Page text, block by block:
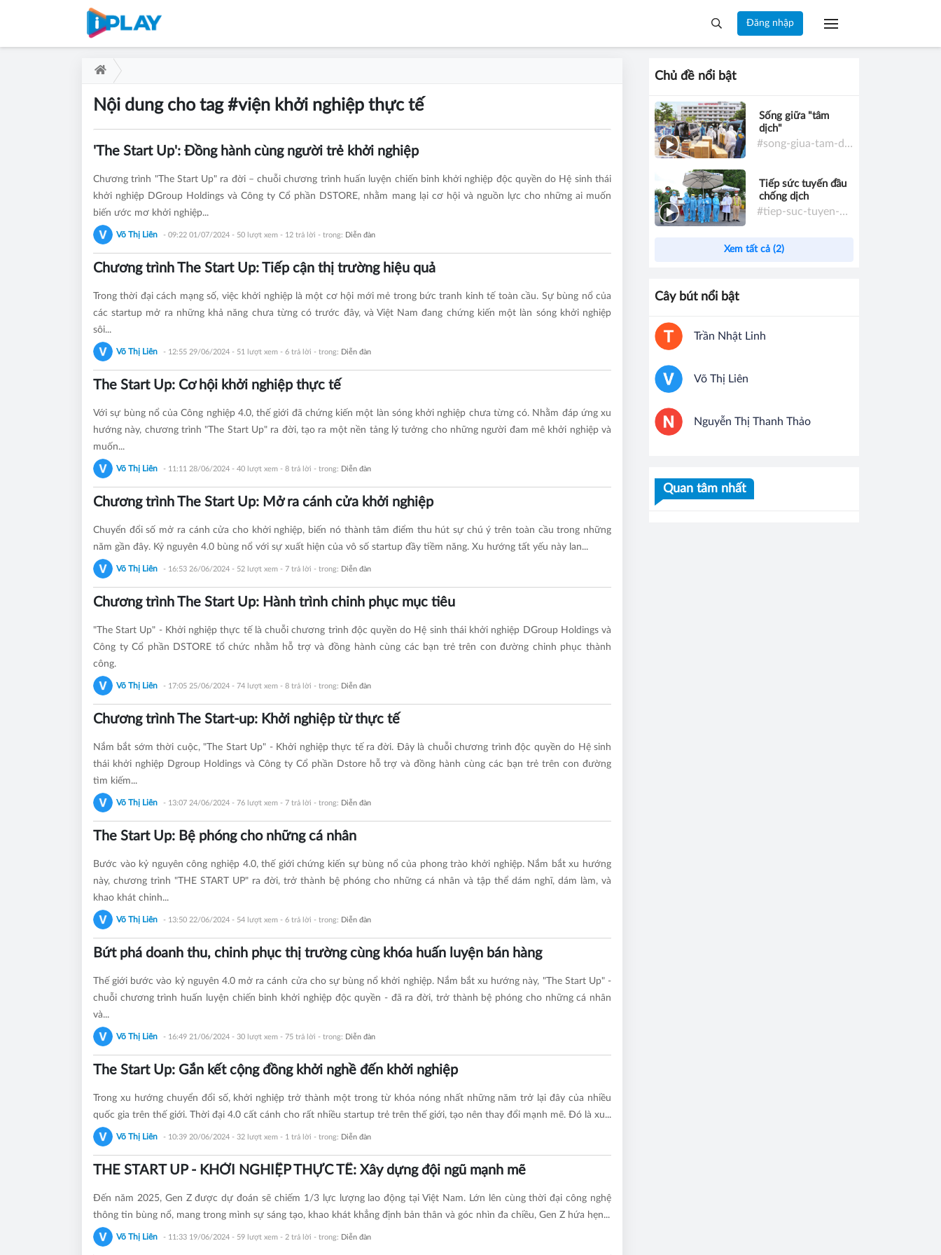
Đăng nhập
Nội dung cho tag #viện khởi nghiệp thực tế
'The Start Up': Đồng hành cùng người trẻ khởi nghiệp
Chương trình "The Start Up" ra đời – chuỗi chương trình huấn luyện chiến binh khởi nghiệp độc quyền do Hệ sinh thái
khởi nghiệp DGroup Holdings và Công ty Cổ phần DSTORE, nhằm mang lại cơ hội và nguồn lực cho những ai muốn
biến ước mơ khởi nghiệp...
Võ Thị Liên - 09:22 01/07/2024 - 50 lượt xem - 12 trả lời - trong: Diễn đàn
Chương trình The Start Up: Tiếp cận thị trường hiệu quả
Trong thời đại cách mạng số, việc khởi nghiệp là một cơ hội mới mẻ trong bức tranh kinh tế toàn cầu. Sự bùng nổ của
các startup mở ra những khả năng chưa từng có trước đây, và Việt Nam đang chứng kiến một làn sóng khởi nghiệp
sôi...
Võ Thị Liên - 12:55 29/06/2024 - 51 lượt xem - 6 trả lời - trong: Diễn đàn
The Start Up: Cơ hội khởi nghiệp thực tế
Với sự bùng nổ của Công nghiệp 4.0, thế giới đã chứng kiến một làn sóng khởi nghiệp chưa từng có. Nhằm đáp ứng xu
hướng này, chương trình "The Start Up" ra đời, tạo ra một nền tảng lý tưởng cho những người đam mê khởi nghiệp và
muốn...
Võ Thị Liên - 11:11 28/06/2024 - 40 lượt xem - 8 trả lời - trong: Diễn đàn
Chương trình The Start Up: Mở ra cánh cửa khởi nghiệp
Chuyển đổi số mở ra cánh cửa cho khởi nghiệp, biến nó thành tâm điểm thu hút sự chú ý trên toàn cầu trong những
năm gần đây. Kỷ nguyên 4.0 bùng nổ với sự xuất hiện của vô số startup đầy tiềm năng. Xu hướng tất yếu này lan...
Võ Thị Liên - 16:53 26/06/2024 - 52 lượt xem - 7 trả lời - trong: Diễn đàn
Chương trình The Start Up: Hành trình chinh phục mục tiêu
"The Start Up" - Khởi nghiệp thực tế là chuỗi chương trình độc quyền do Hệ sinh thái khởi nghiệp DGroup Holdings và
Công ty Cổ phần DSTORE tổ chức nhằm hỗ trợ và đồng hành cùng các bạn trẻ trên con đường chinh phục thành
công.
Võ Thị Liên - 17:05 25/06/2024 - 74 lượt xem - 8 trả lời - trong: Diễn đàn
Chương trình The Start-up: Khởi nghiệp từ thực tế
Nắm bắt sớm thời cuộc, "The Start Up" - Khởi nghiệp thực tế ra đời. Đây là chuỗi chương trình độc quyền do Hệ sinh
thái khởi nghiệp Dgroup Holdings và Công ty Cổ phần Dstore hỗ trợ và đồng hành cùng các bạn trẻ trên con đường
tìm kiếm...
Võ Thị Liên - 13:07 24/06/2024 - 76 lượt xem - 7 trả lời - trong: Diễn đàn
The Start Up: Bệ phóng cho những cá nhân
Bước vào kỷ nguyên công nghiệp 4.0, thế giới chứng kiến sự bùng nổ của phong trào khởi nghiệp. Nắm bắt xu hướng
này, chương trình "THE START UP" ra đời, trở thành bệ phóng cho những cá nhân và tập thể dám nghĩ, dám làm, và
khao khát chinh...
Võ Thị Liên - 13:50 22/06/2024 - 54 lượt xem - 6 trả lời - trong: Diễn đàn
Bứt phá doanh thu, chinh phục thị trường cùng khóa huấn luyện bán hàng
Thế giới bước vào kỷ nguyên 4.0 mở ra cánh cửa cho sự bùng nổ khởi nghiệp. Nắm bắt xu hướng này, "The Start Up" -
chuỗi chương trình huấn luyện chiến binh khởi nghiệp độc quyền - đã ra đời, trở thành bệ phóng cho những cá nhân
và...
Võ Thị Liên - 16:49 21/06/2024 - 30 lượt xem - 75 trả lời - trong: Diễn đàn
The Start Up: Gắn kết cộng đồng khởi nghề đến khởi nghiệp
Trong xu hướng chuyển đổi số, khởi nghiệp trở thành một trong từ khóa nóng nhất những năm trở lại đây của nhiều
quốc gia trên thế giới. Thời đại 4.0 cất cánh cho rất nhiều startup trẻ trên thế giới, tạo nên thay đổi mạnh mẽ. Đó là xu...
Võ Thị Liên - 10:39 20/06/2024 - 32 lượt xem - 1 trả lời - trong: Diễn đàn
THE START UP - KHỞI NGHIỆP THỰC TẾ: Xây dựng đội ngũ mạnh mẽ
Đến năm 2025, Gen Z được dự đoán sẽ chiếm 1/3 lực lượng lao động tại Việt Nam. Lớn lên cùng thời đại công nghệ
thông tin bùng nổ, mang trong mình sự sáng tạo, khao khát khẳng định bản thân và góc nhìn đa chiều, Gen Z hứa hẹn...
Võ Thị Liên - 11:33 19/06/2024 - 59 lượt xem - 2 trả lời - trong: Diễn đàn
Chủ đề nổi bật
Sống giữa "tâm
dịch"
#song-giua-tam-dich
Tiếp sức tuyến đầu
chống dịch
#tiep-suc-tuyen-dau-chong-dich
Xem tất cả (2)
Cây bút nổi bật
Trần Nhật Linh
Võ Thị Liên
Nguyễn Thị Thanh Thảo
Quan tâm nhất